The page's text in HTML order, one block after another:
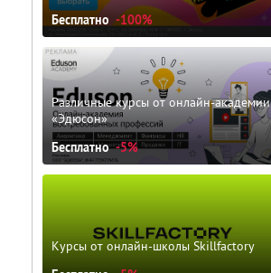
Бесплатно -100%
Различные курсы от онлайн-академии
«Эдюсон»
Бесплатно -5%
Курсы от онлайн-школы Skillfactory